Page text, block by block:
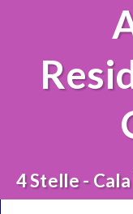
4 Stelle -